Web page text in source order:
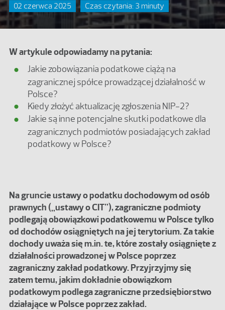
02 czerwca 2025 Czas czytania: 3 minuty
W artykule odpowiadamy na pytania:
Jakie zobowiązania podatkowe ciążą na
zagranicznej spółce prowadzącej działalność w
Polsce?
Kiedy złożyć aktualizację zgłoszenia NIP-2?
Jakie są inne potencjalne skutki podatkowe dla
zagranicznych podmiotów posiadających zakład
podatkowy w Polsce?
Na gruncie ustawy o podatku dochodowym od osób
prawnych („ustawy o CIT”), zagraniczne podmioty
podlegają obowiązkowi podatkowemu w Polsce tylko
od dochodów osiągniętych na jej terytorium. Za takie
dochody uważa się m.in. te, które zostały osiągnięte z
działalności prowadzonej w Polsce poprzez
zagraniczny zakład podatkowy. Przyjrzyjmy się
zatem temu, jakim dokładnie obowiązkom
podatkowym podlega zagraniczne przedsiębiorstwo
działające w Polsce poprzez zakład.